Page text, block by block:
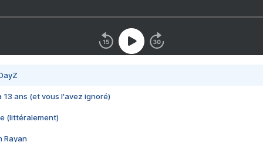
13 ans (et vous l'avez ignoré)
(littéralement)
Rayan